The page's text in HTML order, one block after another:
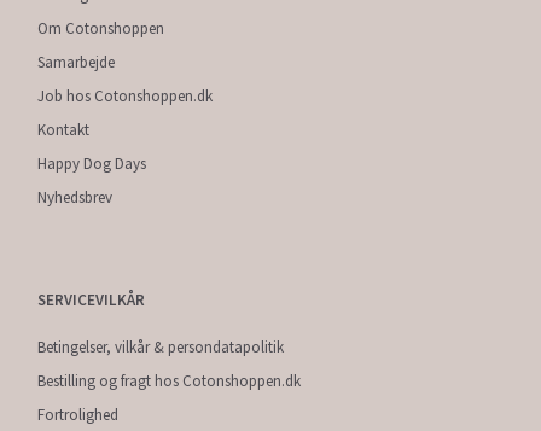
Om Cotonshoppen
Samarbejde
Job hos Cotonshoppen.dk
Kontakt
Happy Dog Days
Nyhedsbrev
SERVICEVILKÅR
Betingelser, vilkår & persondatapolitik
Bestilling og fragt hos Cotonshoppen.dk
Fortrolighed